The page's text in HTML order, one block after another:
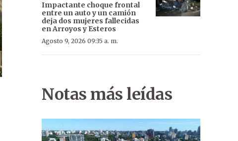
Impactante choque frontal
entre un auto y un camión
deja dos mujeres fallecidas
en Arroyos y Esteros
Agosto 9, 2026 09:35 a. m.
Notas más leídas